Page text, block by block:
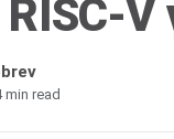
RISC-
min read